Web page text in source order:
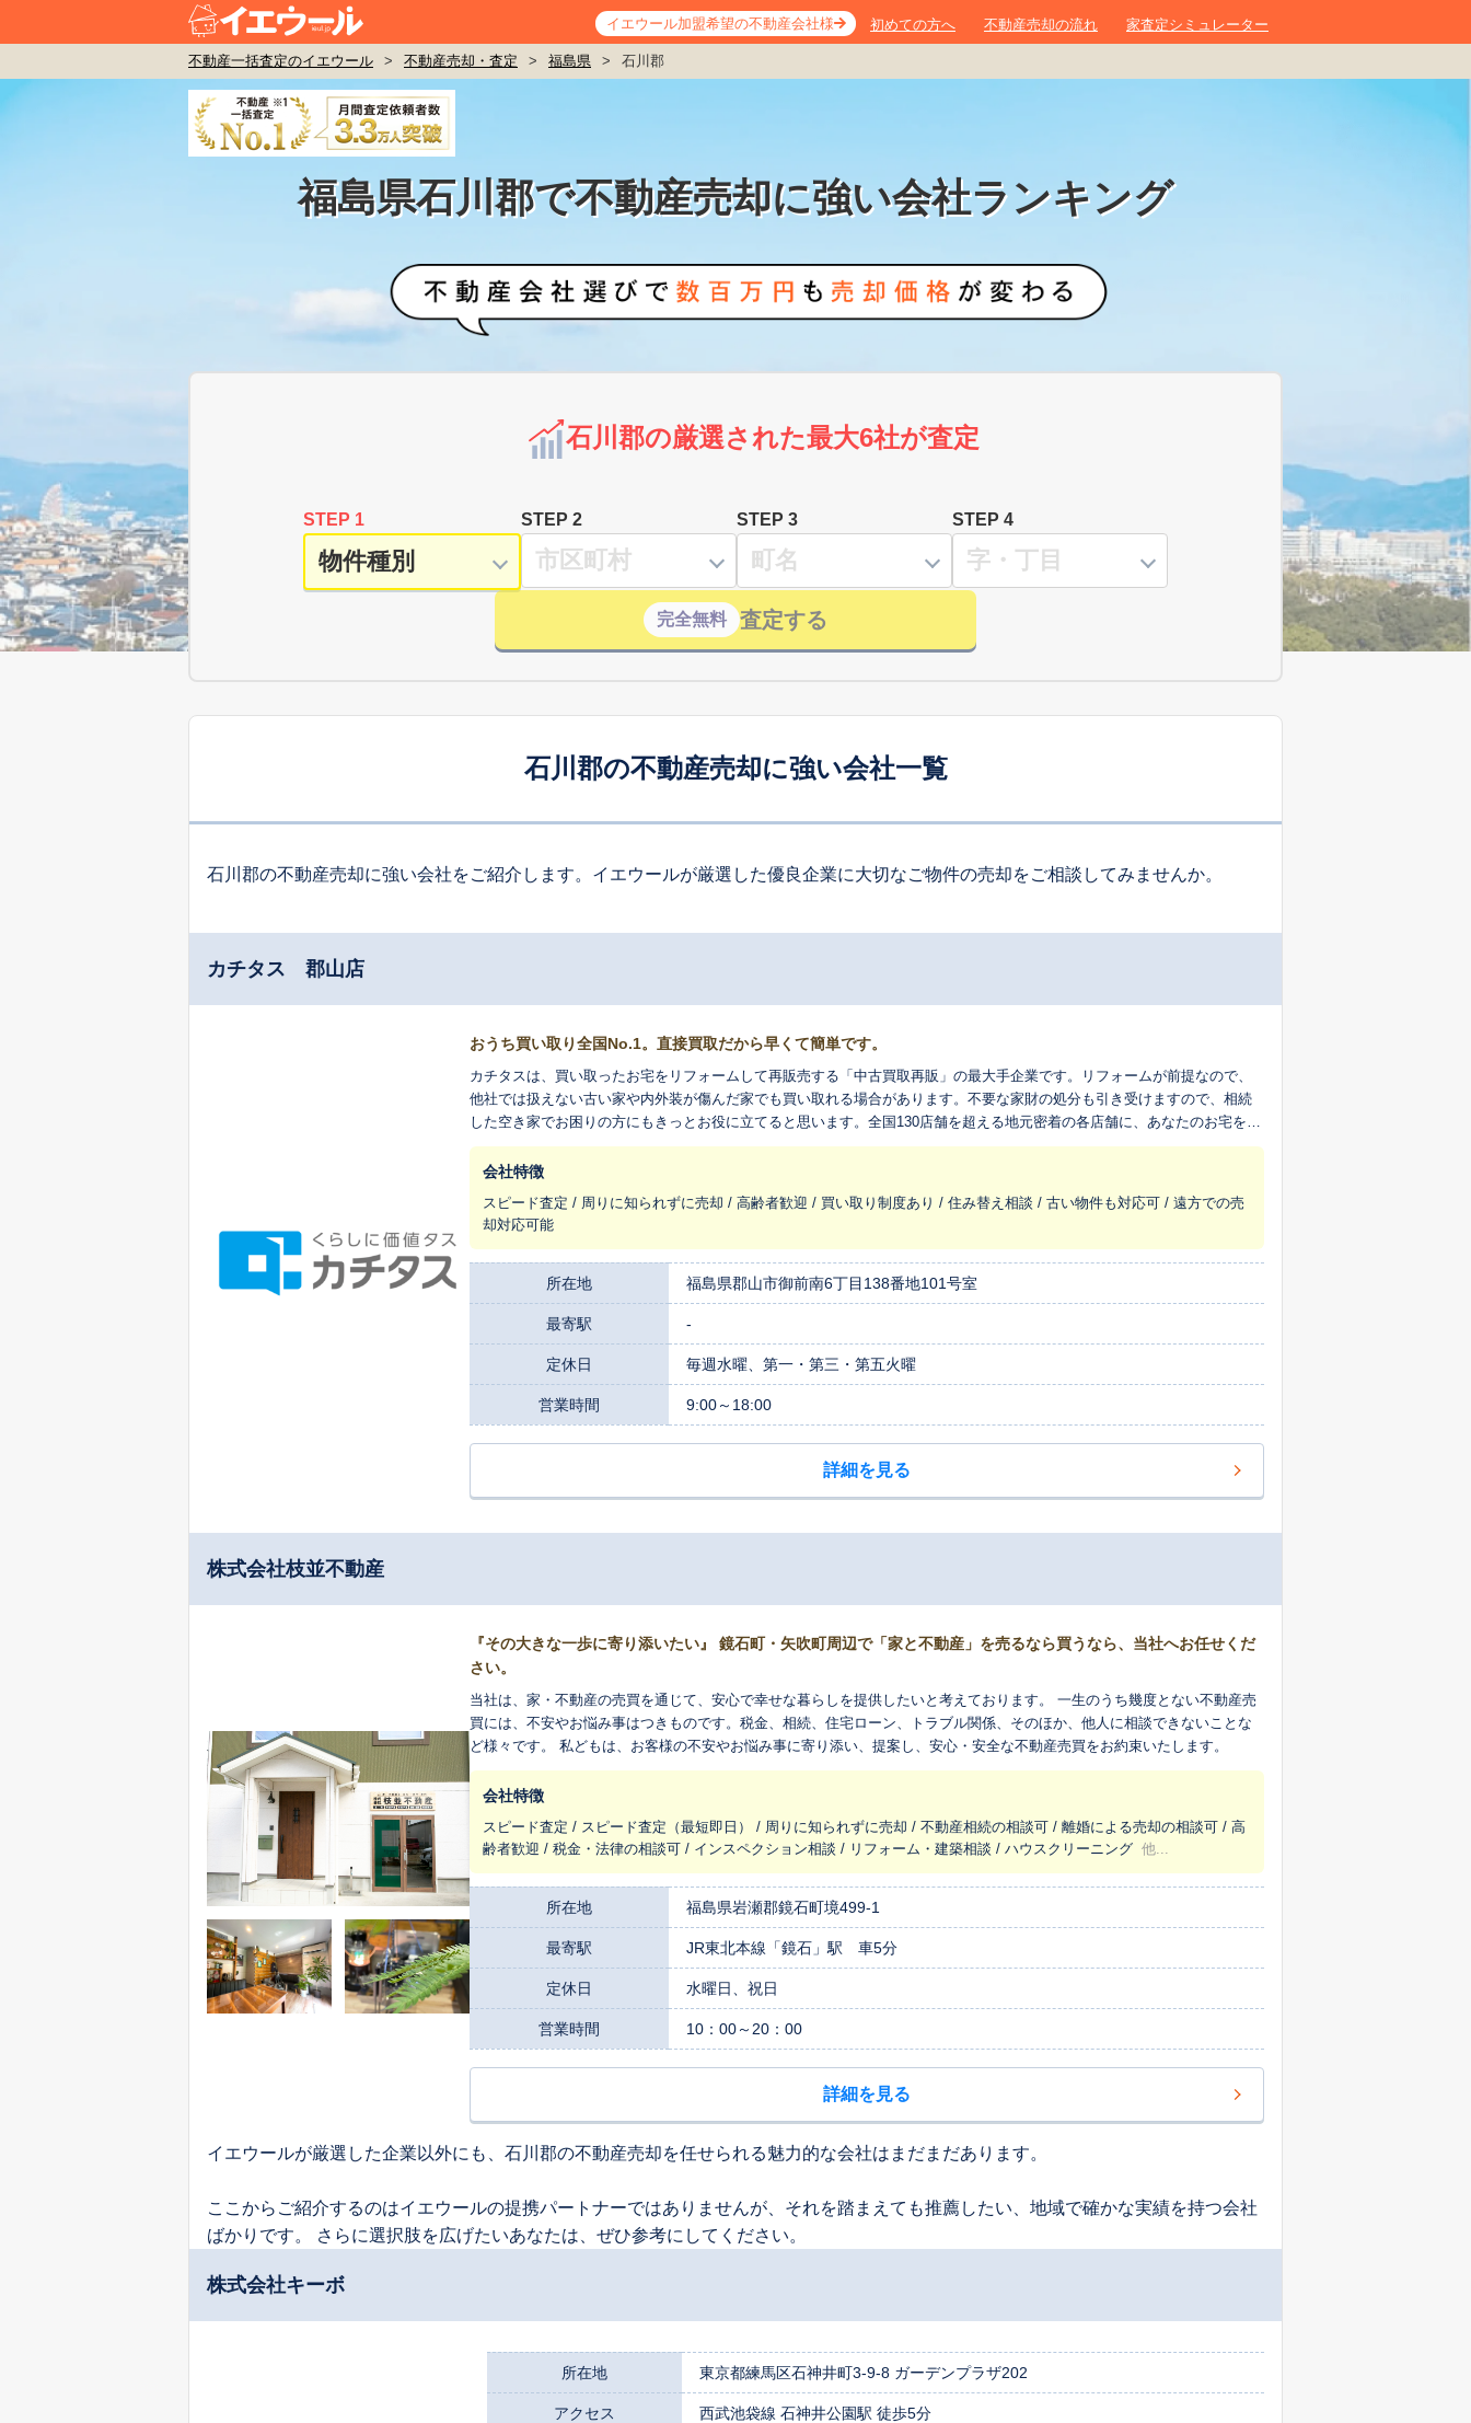
イエウール加盟希望の不動産会社様 初めての方へ 不動産売却の流れ 家査定シミュレーター
不動産一括査定のイエウール > 不動産売却・査定 > 福島県 > 石川郡
福島県石川郡で不動産売却に強い会社ランキング
石川郡の厳選された最大6社が査定
STEP 1 STEP 2 STEP 3 STEP 4
完全無料 査定する
石川郡の不動産売却に強い会社一覧
石川郡の不動産売却に強い会社をご紹介します。イエウールが厳選した優良企業に大切なご物件の売却をご相談してみませんか。
カチタス 郡山店
おうち買い取り全国No.1。直接買取だから早くて簡単です。
カチタスは、買い取ったお宅をリフォームして再販売する「中古買取再販」の最大手企業です。リフォームが前提なので、
他社では扱えない古い家や内外装が傷んだ家でも買い取れる場合があります。不要な家財の処分も引き受けますので、相続
した空き家でお困りの方にもきっとお役に立てると思います。全国130店舗を超える地元密着の各店舗に、あなたのお宅を生
まれ変わらせ、長く住みつなぐお手伝いをさせてください。
会社特徴
スピード査定 / 周りに知られずに売却 / 高齢者歓迎 / 買い取り制度あり / 住み替え相談 / 古い物件も対応可 / 遠方での売
却対応可能
所在地 福島県郡山市御前南6丁目138番地101号室
最寄駅 -
定休日 毎週水曜、第一・第三・第五火曜
営業時間 9:00～18:00
詳細を見る
株式会社枝並不動産
『その大きな一歩に寄り添いたい』 鏡石町・矢吹町周辺で「家と不動産」を売るなら買うなら、当社へお任せくだ
さい。
当社は、家・不動産の売買を通じて、安心で幸せな暮らしを提供したいと考えております。 一生のうち幾度とない不動産売
買には、不安やお悩み事はつきものです。税金、相続、住宅ローン、トラブル関係、そのほか、他人に相談できないことな
ど様々です。 私どもは、お客様の不安やお悩み事に寄り添い、提案し、安心・安全な不動産売買をお約束いたします。
会社特徴
スピード査定 / スピード査定（最短即日） / 周りに知られずに売却 / 不動産相続の相談可 / 離婚による売却の相談可 / 高
齢者歓迎 / 税金・法律の相談可 / インスペクション相談 / リフォーム・建築相談 / ハウスクリーニング 他...
所在地 福島県岩瀬郡鏡石町境499-1
最寄駅 JR東北本線「鏡石」駅 車5分
定休日 水曜日、祝日
営業時間 10：00～20：00
詳細を見る
イエウールが厳選した企業以外にも、石川郡の不動産売却を任せられる魅力的な会社はまだまだあります。
ここからご紹介するのはイエウールの提携パートナーではありませんが、それを踏まえても推薦したい、地域で確かな実績を持つ会社
ばかりです。 さらに選択肢を広げたいあなたは、ぜひ参考にしてください。
株式会社キーボ
所在地 東京都練馬区石神井町3-9-8 ガーデンプラザ202
アクセス 西武池袋線 石神井公園駅 徒歩5分